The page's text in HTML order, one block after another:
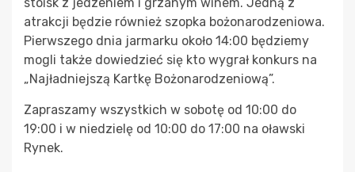
atrakcji będzie również szopka bożonarodzeniowa.
Pierwszego dnia jarmarku około 14:00 będziemy
mogli także dowiedzieć się kto wygrał konkurs na
„Najładniejszą Kartkę Bożonarodzeniową”.
Zapraszamy wszystkich w sobotę od 10:00 do
19:00 i w niedzielę od 10:00 do 17:00 na oławski
Rynek.